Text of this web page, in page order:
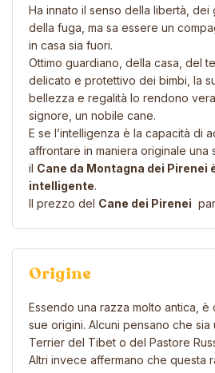
Ha innato il senso della libertà, dei
della fuga, ma sa essere un
in casa sia fuori.
Ottimo guardiano, della casa, del
delicato e protettivo dei bimbi, la
bellezza e regalità lo rendono
signore, un nobile cane.
E se l’intelligenza è la capacità di
affrontare in maniera originale una
il Cane da Montagna dei Pirenei
intelligente.
Il prezzo del Cane dei Pirenei
Origine
Essendo una razza molto antica, è
sue origini. Alcuni pensano che
Terrier del Tibet o del Pastore
Altri invece affermano che questa